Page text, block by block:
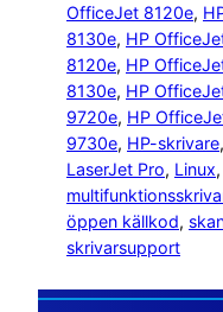
OfficeJet 8120e,
8130e, HP
8120e, HP
8130e, HP
9720e, HP
9730e, HP-skrivare,
LaserJet Pro, Linux,
öppen källkod,
skrivarsupport